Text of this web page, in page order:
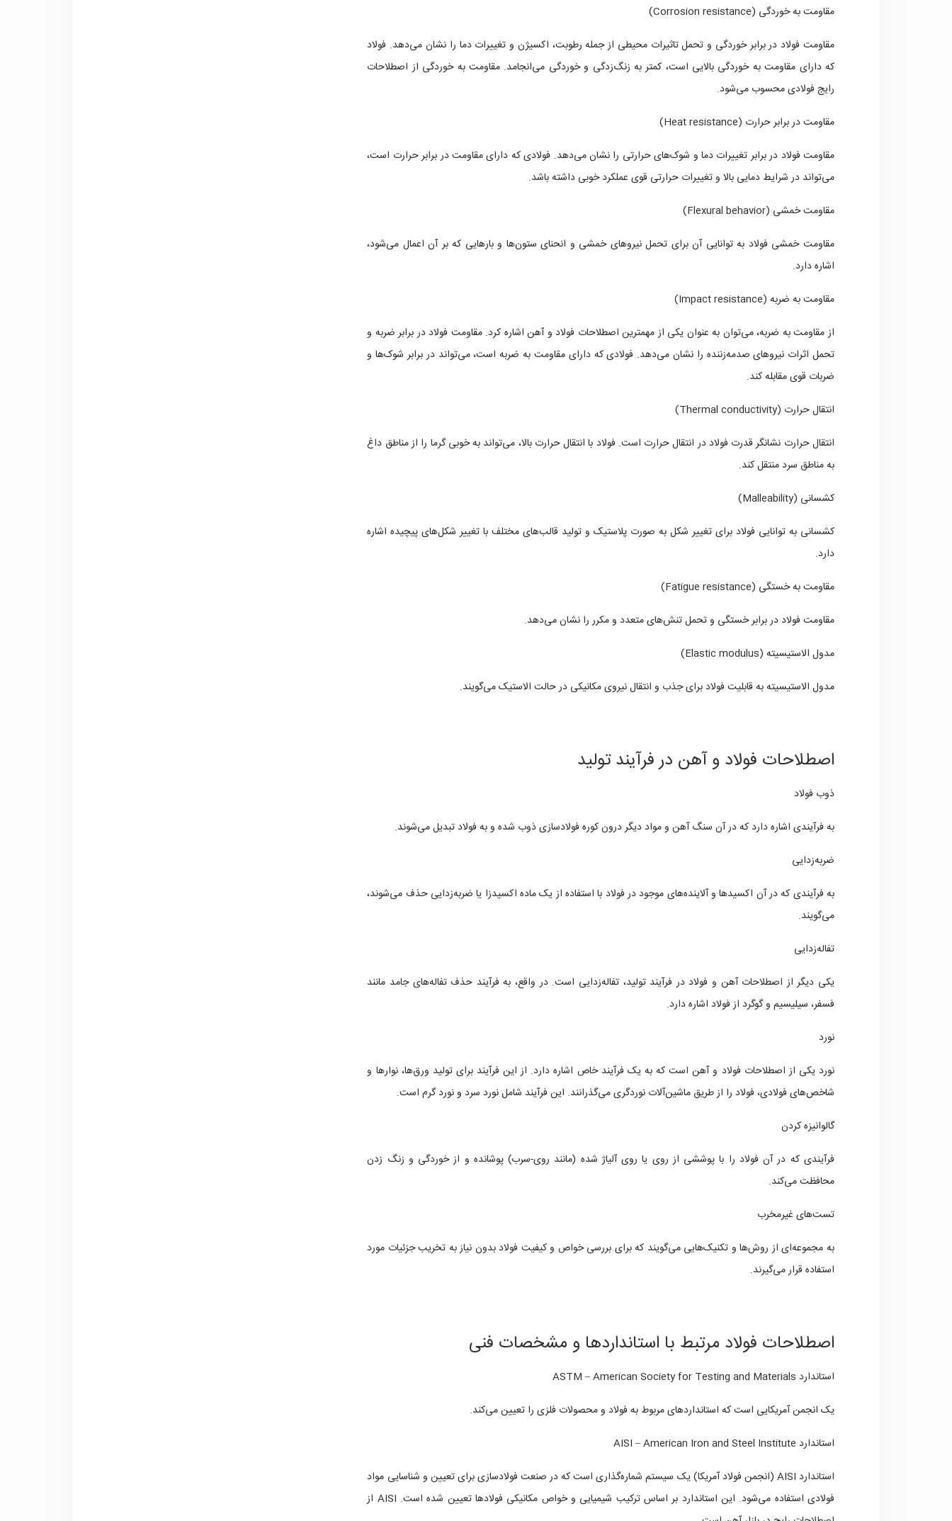
مقاومت به خوردگی (Corrosion resistance)
مقاومت فولاد در برابر خوردگی و تحمل تاثیرات محیطی از جمله رطوبت، اکسیژن و تغییرات دما را نشان می‌دهد. فولاد
که دارای مقاومت به خوردگی بالایی است، کمتر به زنگ‌زدگی و خوردگی می‌انجامد. مقاومت به خوردگی از اصطلاحات
رایج فولادی محسوب می‌شود.
مقاومت در برابر حرارت (Heat resistance)
مقاومت فولاد در برابر تغییرات دما و شوک‌های حرارتی را نشان می‌دهد. فولادی که دارای مقاومت در برابر حرارت است،
می‌تواند در شرایط دمایی بالا و تغییرات حرارتی قوی عملکرد خوبی داشته باشد.
مقاومت خمشی (Flexural behavior)
مقاومت خمشی فولاد به توانایی آن برای تحمل نیروهای خمشی و انحنای ستون‌ها و بارهایی که بر آن اعمال می‌شود،
اشاره دارد.
مقاومت به ضربه (Impact resistance)
از مقاومت به ضربه، می‌توان به عنوان یکی از مهمترین اصطلاحات فولاد و آهن اشاره کرد. مقاومت فولاد در برابر ضربه و
تحمل اثرات نیروهای صدمه‌زننده را نشان می‌دهد. فولادی که دارای مقاومت به ضربه است، می‌تواند در برابر شوک‌ها و
ضربات قوی مقابله کند.
انتقال حرارت (Thermal conductivity)
انتقال حرارت نشانگر قدرت فولاد در انتقال حرارت است. فولاد با انتقال حرارت بالا، می‌تواند به خوبی گرما را از مناطق داغ
به مناطق سرد منتقل کند.
کشسانی (Malleability)
کشسانی به توانایی فولاد برای تغییر شکل به صورت پلاستیک و تولید قالب‌های مختلف با تغییر شکل‌های پیچیده اشاره
دارد.
مقاومت به خستگی (Fatigue resistance)
مقاومت فولاد در برابر خستگی و تحمل تنش‌های متعدد و مکرر را نشان می‌دهد.
مدول الاستیسیته (Elastic modulus)
مدول الاستیسیته به قابلیت فولاد برای جذب و انتقال نیروی مکانیکی در حالت الاستیک می‌گویند.
اصطلاحات فولاد و آهن در فرآیند تولید
ذوب فولاد
به فرآیندی اشاره دارد که در آن سنگ آهن و مواد دیگر درون کوره فولادسازی ذوب شده و به فولاد تبدیل می‌شوند.
ضربه‌زدایی
به فرآیندی که در آن اکسیدها و آلاینده‌های موجود در فولاد با استفاده از یک ماده اکسیدزا یا ضربه‌زدایی حذف می‌شوند،
می‌گویند.
تفاله‌زدایی
یکی دیگر از اصطلاحات آهن و فولاد در فرآیند تولید، تفاله‌زدایی است. در واقع، به فرآیند حذف تفاله‌های جامد مانند
فسفر، سیلیسیم و گوگرد از فولاد اشاره دارد.
نورد
نورد یکی از اصطلاحات فولاد و آهن است که به یک فرآیند خاص اشاره دارد. از این فرآیند برای تولید ورق‌ها، نوارها و
شاخص‌های فولادی، فولاد را از طریق ماشین‌آلات نوردگری می‌گذرانند. این فرآیند شامل نورد سرد و نورد گرم است.
گالوانیزه کردن
فرآیندی که در آن فولاد را با پوششی از روی یا روی آلیاژ شده (مانند روی-سرب) پوشانده و از خوردگی و زنگ زدن
محافظت می‌کند.
تست‌های غیرمخرب
به مجموعه‌ای از روش‌ها و تکنیک‌هایی می‌گویند که برای بررسی خواص و کیفیت فولاد بدون نیاز به تخریب جزئیات مورد
استفاده قرار می‌گیرند.
اصطلاحات فولاد مرتبط با استانداردها و مشخصات فنی
استاندارد ASTM – American Society for Testing and Materials
یک انجمن آمریکایی است که استانداردهای مربوط به فولاد و محصولات فلزی را تعیین می‌کند.
استاندارد AISI – American Iron and Steel Institute
استاندارد AISI (انجمن فولاد آمریکا) یک سیستم شماره‌گذاری است که در صنعت فولادسازی برای تعیین و شناسایی مواد
فولادی استفاده می‌شود. این استاندارد بر اساس ترکیب شیمیایی و خواص مکانیکی فولاد‌ها تعیین شده است. AISI از